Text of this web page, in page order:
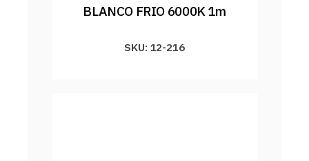
BLANCO FRIO 6000K 1m
SKU: 12-216